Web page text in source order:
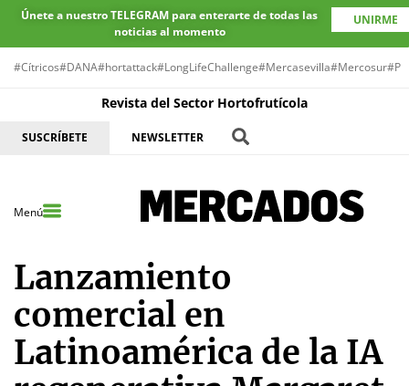
Únete a nuestro TELEGRAM para enterarte de todas las
noticias al momento
UNIRME
#Cítricos#DANA#hortattack#LongLifeChallenge#Mercasevilla#Mercosur
Revista del Sector Hortofrutícola
SUSCRÍBETE NEWSLETTER
Menú
Lanzamiento
comercial en
Latinoamérica de la IA